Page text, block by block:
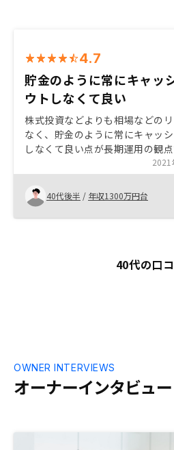
4.7
貯金のように常にキャッ
ウトしなくて良い
株式投資などよりも相場などの
なく、貯金のように常にキャッ
しなくて良い点が長期運用の観
トが大きかった。営業担当者と
ミニュケーションフローの整備
へのサポート。
2021
40代後半 / 年収1300万円台
40代の口
オーナーインタビュー
OWNER INTERVIEWS